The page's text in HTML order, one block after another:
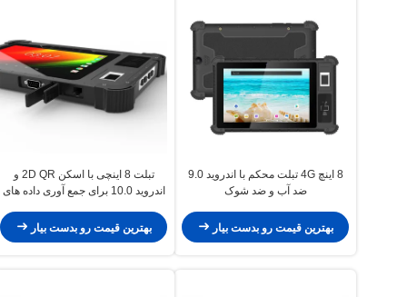
8 اینچ 4G تبلت محکم با اندروید 9.0
ضد آب و ضد شوک
بهترین قیمت رو بدست بیار
تبلت 8 اینچی با اسکن 2D QR و
اندروید 10.0 برای جمع آوری داده های
بهترین قیمت رو بدست بیار